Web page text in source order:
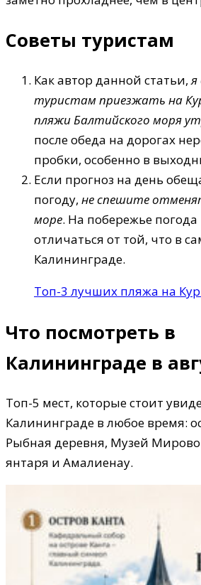
Советы туристам
Как автор данной статьи,я
туристам приезжать на
пляжи Балтийского моря
после обеда на дорогах
пробки, особенно в
Если прогноз на день
погоду, не спешите
море. На побережье
отличаться от той, что в
Калининграде.
Топ-3 лучших пляжа на
Что посмотреть в
Калининграде в
Топ-5 мест, которые стоит
Калининграде в любое время:
Рыбная деревня, Музей
янтаря и Амалиенау.